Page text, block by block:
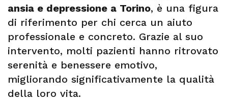
ansia e depressione a Torino, è una figura
di riferimento per chi cerca un aiuto
professionale e concreto. Grazie al suo
intervento, molti pazienti hanno ritrovato
serenità e benessere emotivo,
migliorando significativamente la qualità
della loro vita.